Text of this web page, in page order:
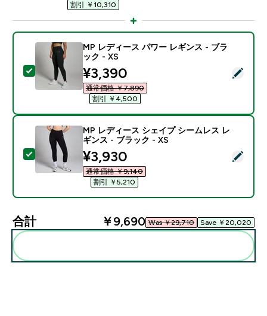
割引 ￥10,310‎
この商品を選択 - MP レディース パワー レギンス -
MP レディース パワー レギンス - ブラ
ック - XS
discounted price
¥3,390‎
通常価格 ￥7,890‎
割引 ￥4,500‎
この商品を選択 - MP レディース シェイプ シームレ
MP レディース シェイプ シームレス レ
ギンス - ブラック - XS
discounted price
¥3,930‎
通常価格 ￥9,140‎
割引 ￥5,210‎
合計 ￥9,690‎ Was ￥29,710‎ Save ￥20,020‎